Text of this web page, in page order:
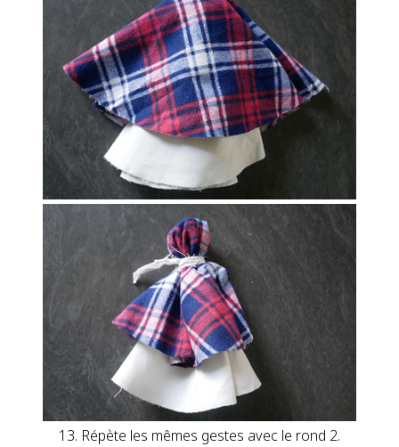
13. Répète les mêmes gestes avec le rond 2.